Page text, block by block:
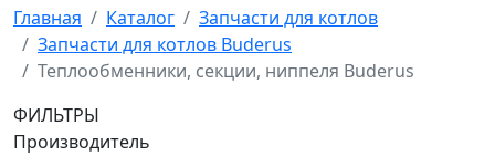
Главная Каталог
Запчасти для котлов
Запчасти для котлов Buderus
Теплообменники, секции, ниппеля Buderus
ФИЛЬТРЫ
Производитель